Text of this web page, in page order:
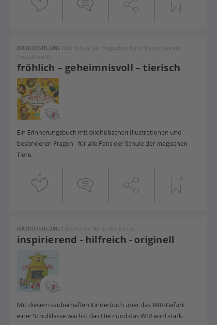
fröhlich – geheimnisvoll – tierisch
BUCHVORSTELLUNG | Die Schule Der Magischen Tiere: Meine Freunde
(Freundebuch)
Ein Erinnerungsbuch mit bildhübschen Illustrationen und
besonderen Fragen - für alle Fans der Schule der magischen
Tiere.
2
inspirierend - hilfreich - originell
BUCHVORSTELLUNG | Das Kleine Wir In Der Schule
Mit diesem zauberhaften Kinderbuch über das WIR-Gefühl
einer Schulklasse wächst das Herz und das WIR wird stark.